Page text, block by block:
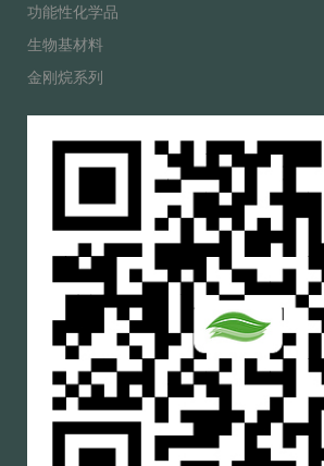
功能性化学品
生物基材料
金刚烷系列